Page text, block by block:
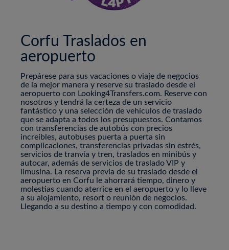
Corfu Traslados en
aeropuerto
Prepárese para sus vacaciones o viaje de negocios
de la mejor manera y reserve su traslado desde el
aeropuerto con Looking4Transfers.com. Reserve con
nosotros y tendrá la certeza de un servicio
fantástico y una selección de vehículos de traslado
que se adapta a todos los presupuestos. Contamos
con transferencias de autobús con precios
increibles, autobuses puerta a puerta sin
complicaciones, transferencias privadas sin estrés,
servicios de tranvía y tren, traslados en minibús y
autocar, además de servicios de traslado VIP y
limusina. La reserva previa de su traslado desde el
aeropuerto en Corfu le ahorrará tiempo, dinero y
molestias cuando aterrice en el aeropuerto y lo lleve
a su alojamiento, resort o reunión de negocios.
Llegando a su destino a tiempo y con comodidad.